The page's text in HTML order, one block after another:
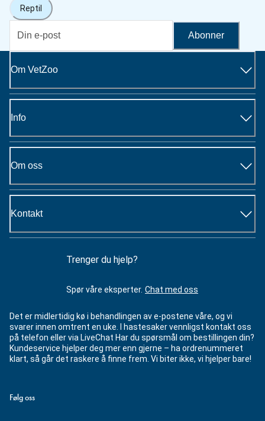
Reptil
Abonner
Om VetZoo
Info
Om oss
Kontakt
Trenger du hjelp?
Spør våre eksperter. Chat med oss
Det er midlertidig kø i behandlingen av e-postene våre, og vi
svarer innen omtrent en uke. I hastesaker vennligst kontakt oss
på telefon eller via LiveChat Har du spørsmål om bestillingen din?
Kundeservice hjelper deg mer enn gjerne – ha ordrenummeret
klart, så går det raskere å finne frem. Vi biter ikke, vi hjelper bare!
Følg oss